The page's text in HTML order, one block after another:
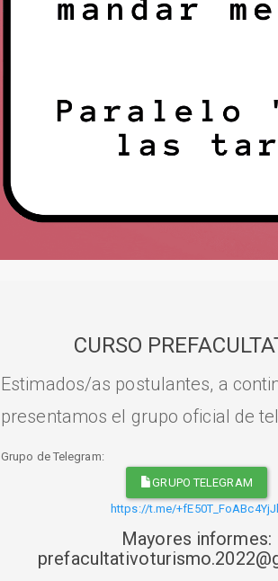
CURSO
Estimados/as postulantes, a
presentamos el grupo oficial de
Grupo de Telegram:
GRUPO TELEGRAM
https://t.me/
Mayores informes: